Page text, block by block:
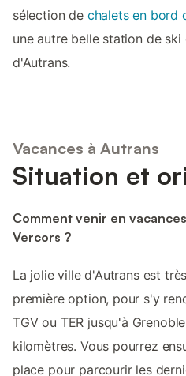
sélection de chalets en bord
une autre belle station de ski
d'Autrans.
Vacances à Autrans
Situation et
Comment venir en
Vercors ?
La jolie ville d'Autrans est
première option, pour s'y
TGV ou TER jusqu'à
kilomètres. Vous pourrez
place pour parcourir les